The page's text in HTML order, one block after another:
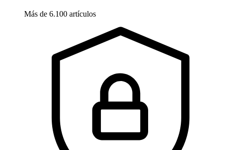
Más de 6.100 artículos